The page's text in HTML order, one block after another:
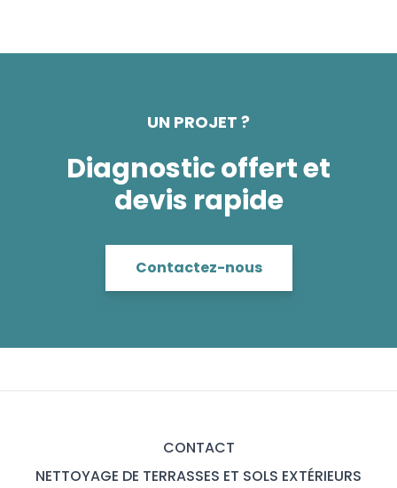
UN PROJET ?
Diagnostic offert et
devis rapide
Contactez-nous
CONTACT
NETTOYAGE DE TERRASSES ET SOLS EXTÉRIEURS